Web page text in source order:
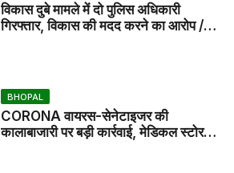
विकास दुबे मामले में दो पुलिस अधिकारी
गिरफ्तार, विकास की मदद करने का आरोप /
BHOPAL
CORONA वायरस-सेनेटाइजर की
कालाबाजारी पर बड़ी कार्रवाई, मेडिकल स्टोर